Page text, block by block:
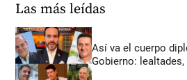
Las más leídas
Así va el cuerpo
Gobierno: